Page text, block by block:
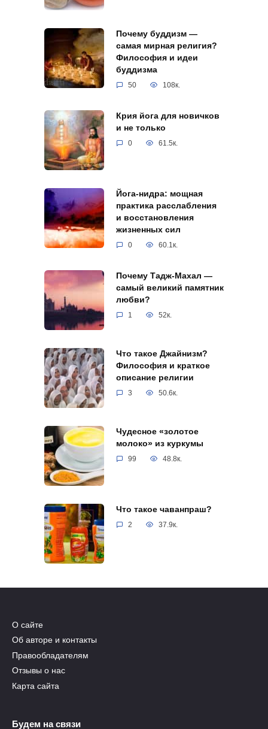
Почему буддизм —
самая мирная религия?
Философия и идеи
буддизма
50 108к.
Крия йога для новичков
и не только
0 61.5к.
Йога-нидра: мощная
практика расслабления
и восстановления
жизненных сил
0 60.1к.
Почему Тадж-Махал —
самый великий памятник
любви?
1 52к.
Что такое Джайнизм?
Философия и краткое
описание религии
3 50.6к.
Чудесное «золотое
молоко» из куркумы
99 48.8к.
Что такое чаванпраш?
2 37.9к.
О сайте
Об авторе и контакты
Правообладателям
Отзывы о нас
Карта сайта
Будем на связи